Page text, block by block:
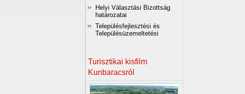
Helyi Választási Bizottság
határozatai
Településfejlesztési és
Településüzemeltetési
Turisztikai kisfilm
Kunbaracsról